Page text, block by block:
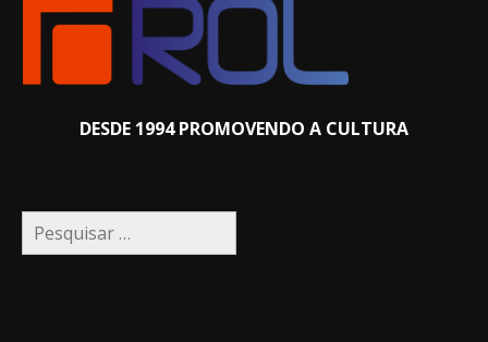
DESDE 1994 PROMOVENDO A CULTURA
Pesquisar
por: